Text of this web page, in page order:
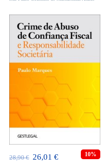
ADICIONAR
28,90€ O
26,01 €O
10%